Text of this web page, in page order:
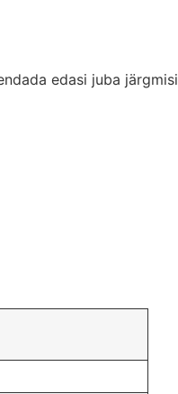
edasi juba järgmisi